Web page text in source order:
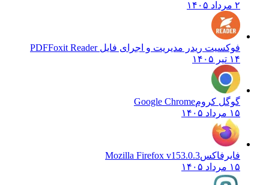
فوکسیت ریدر مدیریت و اجرای فایل PDF Foxit Reader
گوگل کروم Google Chrome
فایرفاکسMozilla Firefox v153.0.3